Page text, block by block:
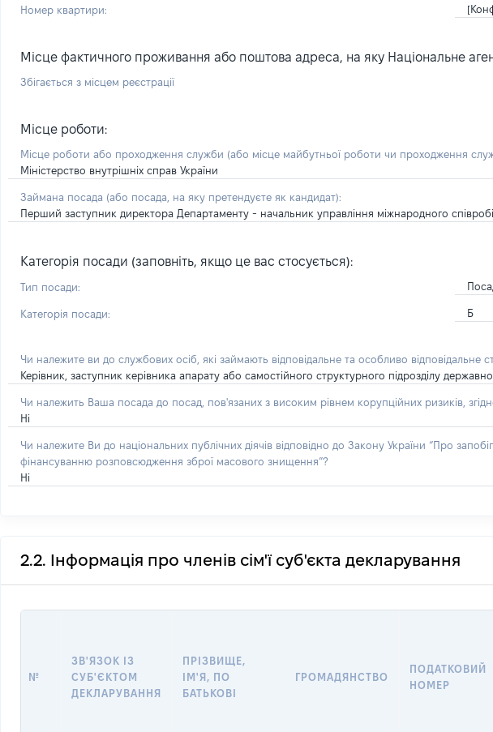
Номер квартири:
Місце фактичного проживання або поштова адреса, на яку Національне
Збігається з місцем реєстрації
Місце роботи:
Місце роботи або проходження служби (або місце майбутньої роботи чи проходження
Міністерство внутрішніх справ України
Займана посада (або посада, на яку претендуєте як кандидат):
Перший заступник директора Департаменту - начальник управління міжнародного
Категорія посади (заповніть, якщо це вас стосується):
Тип посади:
Категорія посади: Б
Чи належите ви до службових осіб, які займають відповідальне та особливо відповідальне
Керівник, заступник керівника апарату або самостійного структурного підрозділу
Чи належить Ваша посада до посад, пов'язаних з високим рівнем корупційних ризиків,
Ні
Чи належите Ви до національних публічних діячів відповідно до Закону України “Про
фінансуванню розповсюдження зброї масового знищення”?
Ні
2.2. Інформація про членів сім'ї суб'єкта декларування
№
ЗВ'ЯЗОК ІЗ
СУБ'ЄКТОМ
ДЕКЛАРУВАННЯ
ПРІЗВИЩЕ,
ІМ'Я, ПО
БАТЬКОВІ
ГРОМАДЯНСТВО
ПОДАТКОВИЙ
НОМЕР